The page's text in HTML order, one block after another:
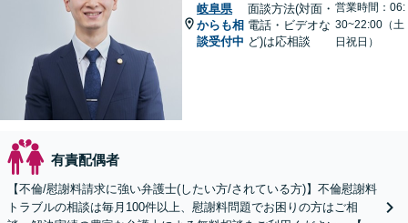
岐阜県
からも相
談受付中
面談方法(対面・
電話・ビデオな
ど)は応相談
営業時間：06:
30~22:00（土
日祝日）
有責配偶者
【不倫/慰謝料請求に強い弁護士(したい方/されている方)】不倫慰謝料
トラブルの相談は毎月100件以上、慰謝料問題でお困りの方はご相